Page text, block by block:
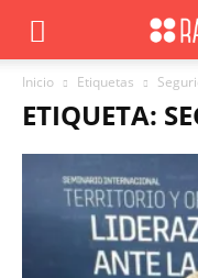
Inicio Etiquetas
ETIQUETA: